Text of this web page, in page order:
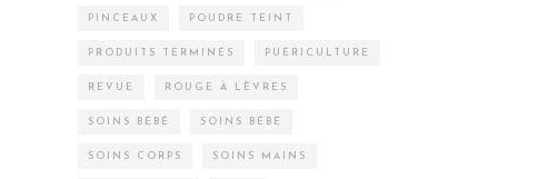
PINCEAUX POUDRE TEINT
PRODUITS TERMINÉS PUÉRICULTURE
REVUE ROUGE À LÈVRES
SOINS BÉBÉ SOINS BÉBÉ
SOINS CORPS SOINS MAINS